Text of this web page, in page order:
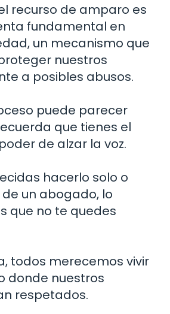
recurso de amparo es
fundamental en
un mecanismo que
nuestros
a posibles abusos.
puede parecer
que tienes el
de alzar la voz.
hacerlo solo o
un abogado, lo
que no te quedes
todos merecemos vivir
donde nuestros
respetados.